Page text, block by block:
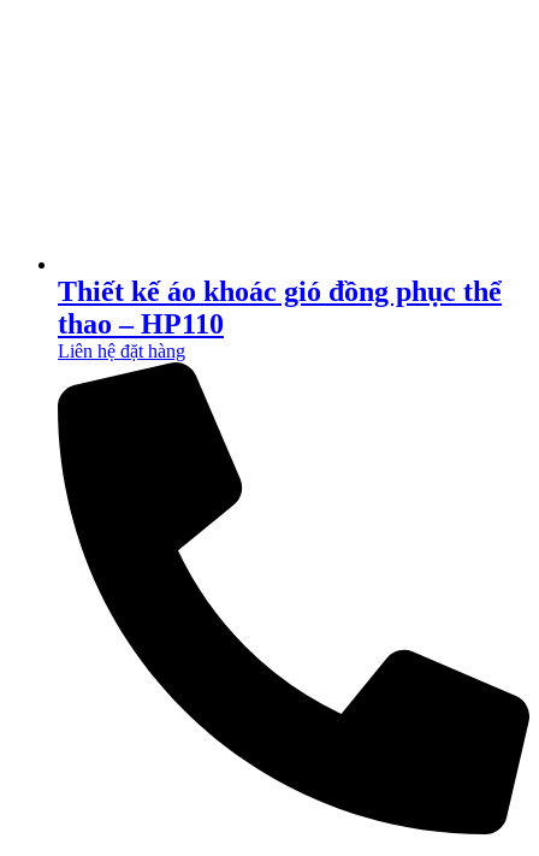
Thiết kế áo khoác gió đồng phục thể
thao – HP110
Liên hệ đặt hàng